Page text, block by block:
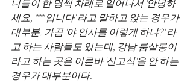
니들이 한 명씩 차례로 일어나서 '안녕하
세요, *** 입니다' 라고 말하고 앉는 경우가
대부분. 가끔 '야 인사를 이렇게 하냐?' 라
고 하는 사람들도 있는데, 강남 룸살롱이
라고 하는 곳은 이른바 '신고식'을 안 하는
경우가 대부분이다.